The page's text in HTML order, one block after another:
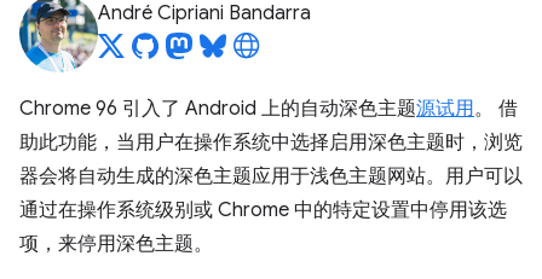
André Cipriani Bandarra
Chrome 96 引入了 Android 上的自动深色主题源试用。 借
助此功能，当用户在操作系统中选择启用深色主题时，浏览
器会将自动生成的深色主题应用于浅色主题网站。用户可以
通过在操作系统级别或 Chrome 中的特定设置中停用该选
项，来停用深色主题。